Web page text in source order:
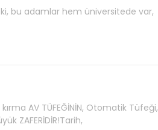
bu adamlar hem üniversitede var,
AV TÜFEĞİNİN, Otomatik Tüfeği,
ZAFERİDİR!Tarih,